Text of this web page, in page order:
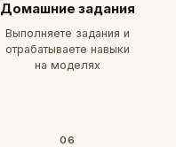
Домашние задания
Выполняете задания и
отрабатываете навыки
на моделях
06